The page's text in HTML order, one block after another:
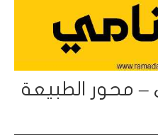
محور الطبيعة